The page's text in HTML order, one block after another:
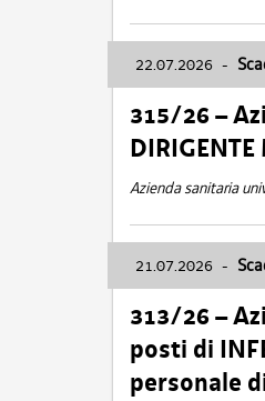
22.07.2026 -
315/26 –
Azienda sanitaria
21.07.2026 -
313/26 –
posti di
personale